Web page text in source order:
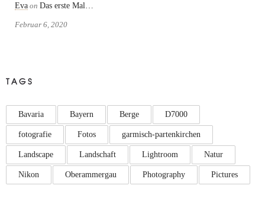
Eva on Das erste Mal…
Februar 6, 2020
TAGS
Bavaria Bayern Berge D7000
fotografie Fotos garmisch-partenkirchen
Landscape Landschaft Lightroom Natur
Nikon Oberammergau Photography Pictures